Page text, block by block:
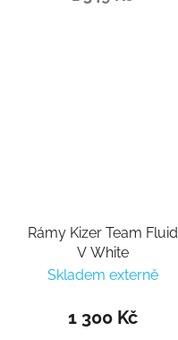
Rámy Kizer Team Fluid
V White
Skladem externě
1 300 Kč